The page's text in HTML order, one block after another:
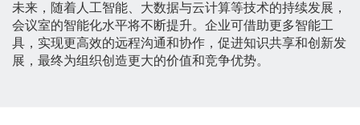
未来，随着人工智能、大数据与云计算等技术的持续发展，
会议室的智能化水平将不断提升。企业可借助更多智能工
具，实现更高效的远程沟通和协作，促进知识共享和创新发
展，最终为组织创造更大的价值和竞争优势。